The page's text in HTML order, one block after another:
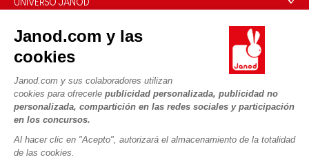
Janod.com y las
cookies
Janod.com y sus colaboradores utilizan
cookies para ofrecerle publicidad personalizada, publicidad no
personalizada, compartición en las redes sociales y participación
en los concursos.
Al hacer clic en "Acepto", autorizará el almacenamiento de la totalidad
de las cookies.
Tiendas
Retirada de productos
Datos personales
Cookies
Condiciones de las ofertas
Condiciones de uso #YesJanod
¿Qué es FSC®?
NUESTROS SERVICIOS
Pago seguro
Métodos de envío
Vídeos
Reglas del juego y manuales
Piezas sueltas
PROFESIONAL
SÍGUENOS